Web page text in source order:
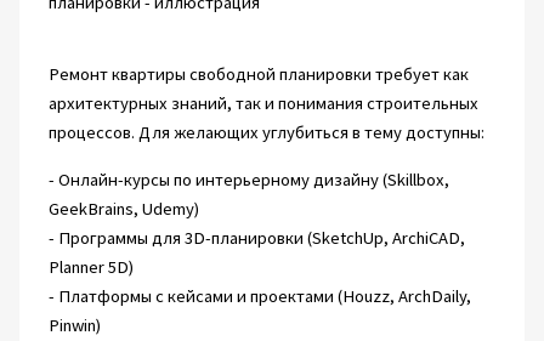
Ремонт квартиры свободной планировки требует как
архитектурных знаний, так и понимания строительных
процессов. Для желающих углубиться в тему доступны:
- Онлайн-курсы по интерьерному дизайну (Skillbox,
GeekBrains, Udemy)
- Программы для 3D-планировки (SketchUp, ArchiCAD,
Planner 5D)
- Платформы с кейсами и проектами (Houzz, ArchDaily,
Pinwin)